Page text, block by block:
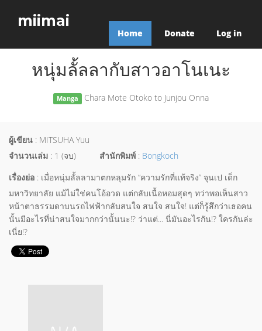
miimai
Home Donate Log in
หนุ่มลั้ลลากับสาวอาโนเนะ
Manga Chara Mote Otoko to Junjou Onna
ผู้เขียน : MITSUHA Yuu
จำนวนเล่ม : 1 (จบ) สำนักพิมพ์ : Bongkoch
เรื่องย่อ : เมื่อหนุ่มลั้ลลามาตกหลุมรัก “ความรักที่แท้จริง” จุนเป เด็ก
มหาวิทยาลัย แม้ไม่ใช่คนโอ้อวด แต่กลับเนื้อหอมสุดๆ ทว่าพอเห็นสาว
หน้าตาธรรมดาบนรถไฟฟ้ากลับสนใจ สนใจ สนใจ! แต่ก็รู้สึกว่าเธอคน
นั้นมีอะไรที่น่าสนใจมากกว่านั้นนะ!? ว่าแต่... นี่มันอะไรกัน!? ใครกันล่ะ
เนี่ย!?